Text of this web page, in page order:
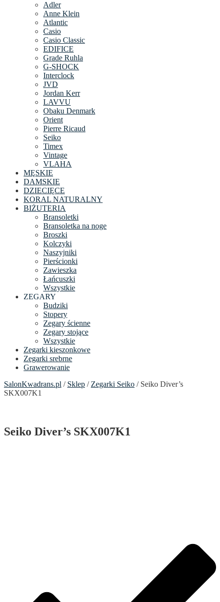
Adler
Anne Klein
Atlantic
Casio
Casio Classic
EDIFICE
Grade Ruhla
G-SHOCK
Interclock
JVD
Jordan Kerr
LAVVU
Obaku Denmark
Orient
Pierre Ricaud
Seiko
Timex
Vintage
VLAHA
MĘSKIE
DAMSKIE
DZIECIĘCE
KORAL NATURALNY
BIŻUTERIA
Bransoletki
Bransoletka na noge
Broszki
Kolczyki
Naszyjniki
Pierścionki
Zawieszka
Łańcuszki
Wszystkie
ZEGARY
Budziki
Stopery
Zegary ścienne
Zegary stojące
Wszystkie
Zegarki kieszonkowe
Zegarki srebrne
Grawerowanie
SalonKwadrans.pl / Sklep / Zegarki Seiko / Seiko Diver’s
SKX007K1
Seiko Diver’s SKX007K1